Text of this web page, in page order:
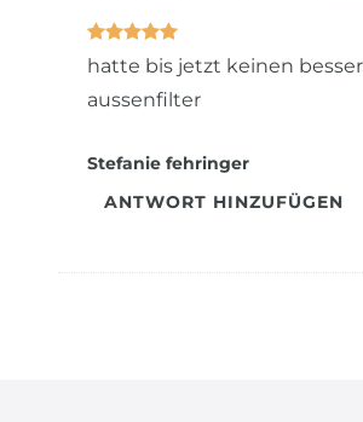
hatte bis jetzt keinen
aussenfilter
Stefanie fehringer
ANTWORT HINZUFÜGEN